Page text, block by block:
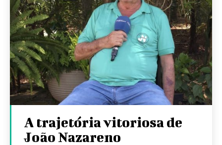
A trajetória vitoriosa de
João Nazareno